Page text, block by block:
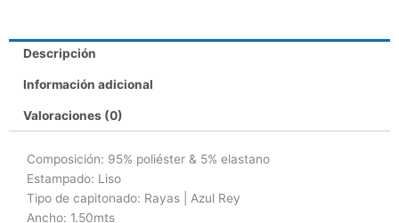
Descripción
Información adicional
Valoraciones (0)
Composición: 95% poliéster & 5% elastano
Estampado: Liso
Tipo de capitonado: Rayas | Azul Rey
Ancho: 1.50mts